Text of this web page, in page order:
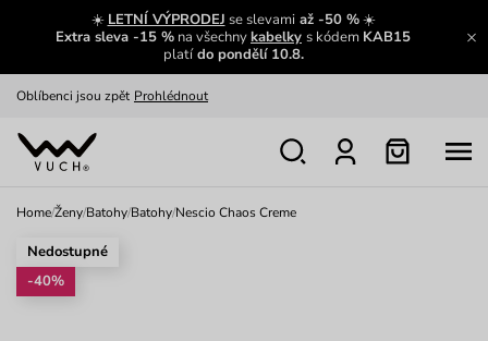
☀️ LETNÍ VÝPRODEJ se slevamiaž -50 %☀️
Extra sleva -15 % na všechnykabelky s kódem KAB15
platído pondělí 10.8.
Zajímavosti ze světa Vuch:
Zobrazit
Oblíbenci jsou zpět Prohlédnout
Nech se inspirovat
Home/Ženy/Batohy/Batohy/Nescio Chaos Creme
Nedostupné
-40%